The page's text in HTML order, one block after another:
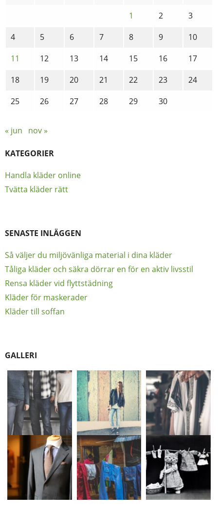
1
2
3
4
5 6 7 8 9
10
11
12 13 14 15 16
17
18
19 20 21 22 23
24
25
26 27 28 29 30
« jun nov »
KATEGORIER
Handla kläder online
Tvätta kläder rätt
SENASTE INLÄGGEN
Så väljer du miljövänliga material i dina kläder
Tåliga kläder och säkra dörrar en för en aktiv livsstil
Rensa kläder vid flyttstädning
Kläder för maskerader
Kläder till soffan
GALLERI